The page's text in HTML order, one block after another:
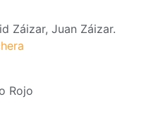
Záizar, Juan Záizar.